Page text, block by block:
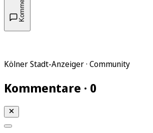
Kölner Stadt-Anzeiger · Community
Kommentare · 0